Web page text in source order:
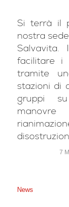
Si terrà il
nostra
Salvavita.
facilitare i
tramite
stazioni di
gruppi
7
News